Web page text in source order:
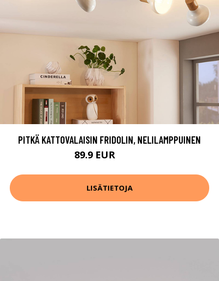
PITKÄ KATTOVALAISIN FRIDOLIN, NELILAMPPUINEN
89.9 EUR
LISÄTIETOJA